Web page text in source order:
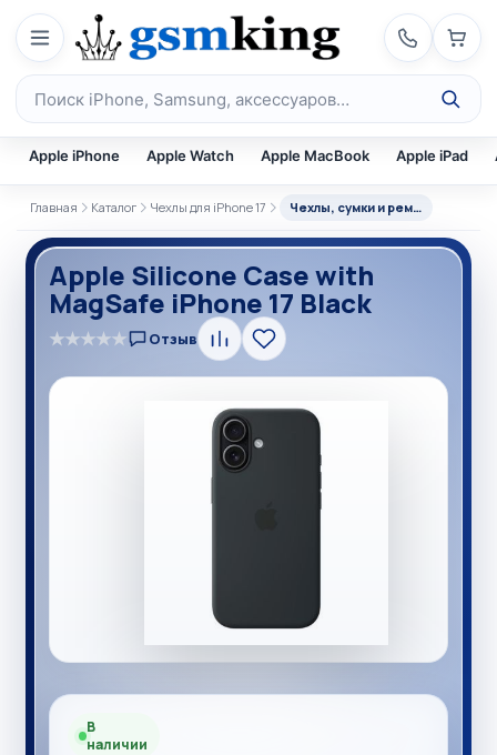
Перейти к содержимому
Поиск по каталогу
Apple iPhone Apple Watch Apple MacBook Apple iPad
Главная Каталог Чехлы для iPhone 17 Чехлы, сумки и ремни
Apple Silicone Case with
MagSafe iPhone 17 Black
★★★★★ Отзыв Сравнить
В
избранное
В
наличии